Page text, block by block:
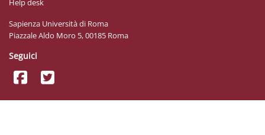
Help desk
Sapienza Università di Roma
Piazzale Aldo Moro 5, 00185 Roma
Seguici